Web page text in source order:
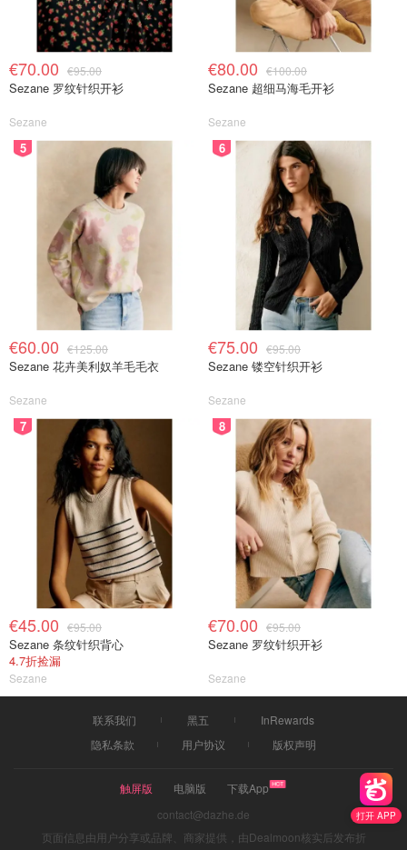
打开 APP
€70.00 €95.00
Sezane 罗纹针织开衫
Sezane
€80.00 €100.00
Sezane 超细马海毛开衫
Sezane
5
€60.00 €125.00
Sezane 花卉美利奴羊毛毛衣
Sezane
6
€75.00 €95.00
Sezane 镂空针织开衫
Sezane
7
€45.00 €95.00
Sezane 条纹针织背心
4.7折捡漏
Sezane
8
€70.00 €95.00
Sezane 罗纹针织开衫
Sezane
联系我们 黑五
InRewards
隐私条款
用户协议 版权声明
触屏版 电脑版
下载App
contact@dazhe.de
页面信息由用户分享或品牌、商家提供，由Dealmoon核实后发布折